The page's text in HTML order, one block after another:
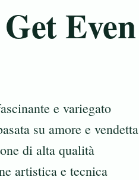
Even
e variegato
su amore e vendetta
di alta qualità
artistica e tecnica